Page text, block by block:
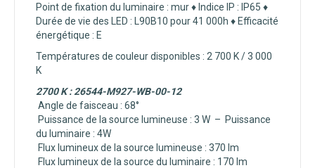
Point de fixation du luminaire : mur ♦ Indice IP : IP65 ♦
Durée de vie des LED : L90B10 pour 41 000h ♦ Efficacité
énergétique : E
Températures de couleur disponibles : 2 700 K / 3 000
K
2700 K : 26544-M927-WB-00-12
Angle de faisceau : 68°
Puissance de la source lumineuse : 3 W – Puissance
du luminaire : 4W
Flux lumineux de la source lumineuse : 370 lm
Flux lumineux de la source du luminaire : 170 lm